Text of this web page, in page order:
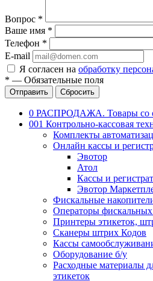
Вопрос *
Ваше имя *
Телефон *
E-mail
Я согласен на обработку
* — Обязательные поля
Отправить Сбросить
0 РАСПРОДАЖА. Товары со
001 Контрольно-кассовая
Комплекты
Онлайн кассы и
Эвотор
Атол
Кассы и
Эвотор
Фискальные
Операторы
Принтеры этикеток,
Сканеры штрих Кодов
Кассы
Оборудование б/у
Расходные материалы
этикеток